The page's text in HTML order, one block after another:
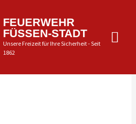
FEUERWEHR
FÜSSEN-STADT
Unsere Freizeit für Ihre Sicherheit - Seit
1862